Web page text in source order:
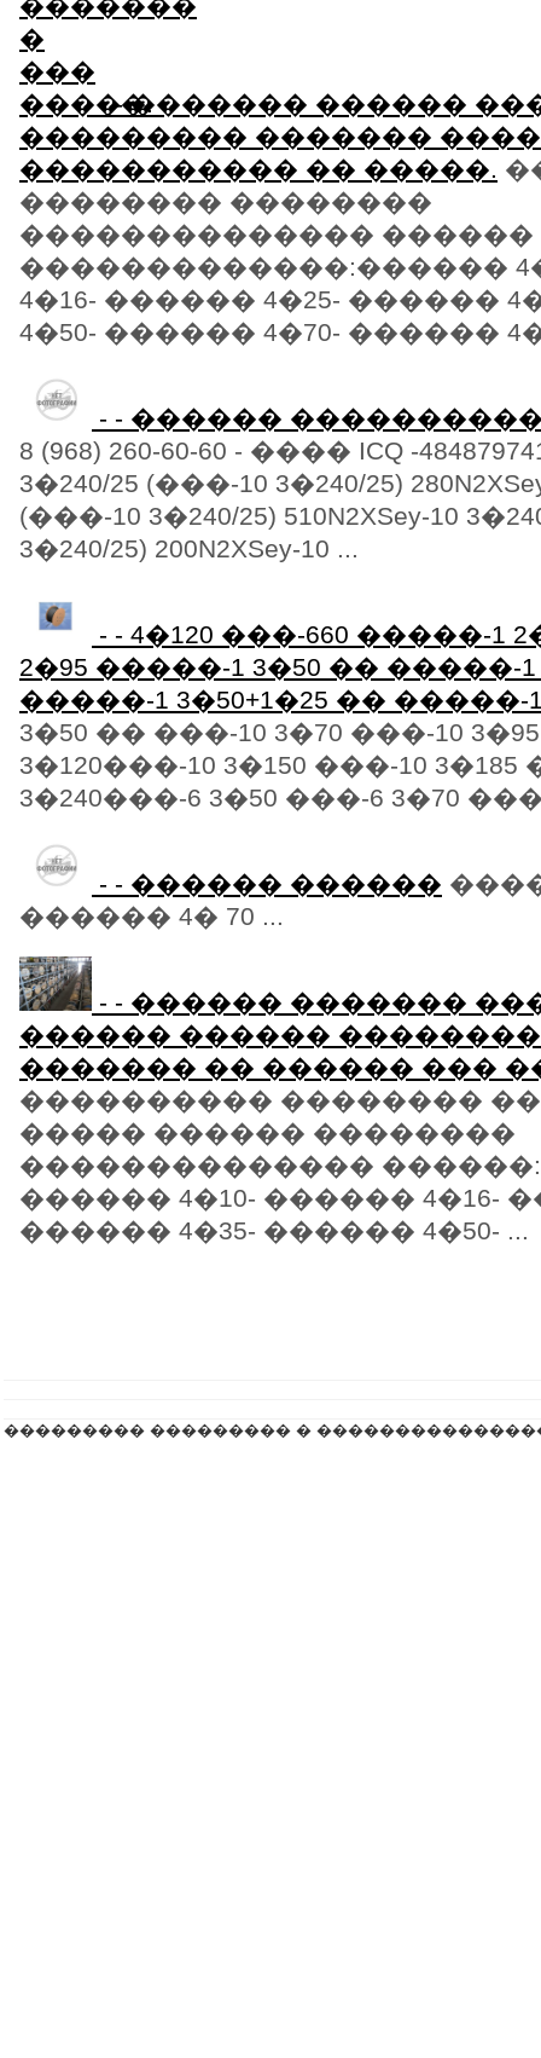
- - ������� ������
��������� �������
����������� �� �����.
�������� ��������
��������������
�������������:������
4�16- ������ 4�25- ������
4�50- ������ 4�70- ������
- - ������
8 (968) 260-60-60 - ���� ICQ -
3�240/25 (���-10 3�240/25)
(���-10 3�240/25) 510N2XSey-10
3�240/25) 200N2XSey-10 ...
- - 4�120 ���-660 �����-1
2�95 �����-1 3�50 �� �����-1
�����-1 3�50+1�25 �� �����-1
3�50 �� ���-10 3�70 ���-10
3�120���-10 3�150 ���-10 3�185
3�240���-6 3�50 ���-6 3�70
- - ������ ������
������ 4� 70 ...
- - ������ �������
������ ������
������� �� ������ ���
���������� ��������
����� ������ ��������
��������������
������ 4�10- ������ 4�16-
������ 4�35- ������ 4�50- ...
��������� ��������� �